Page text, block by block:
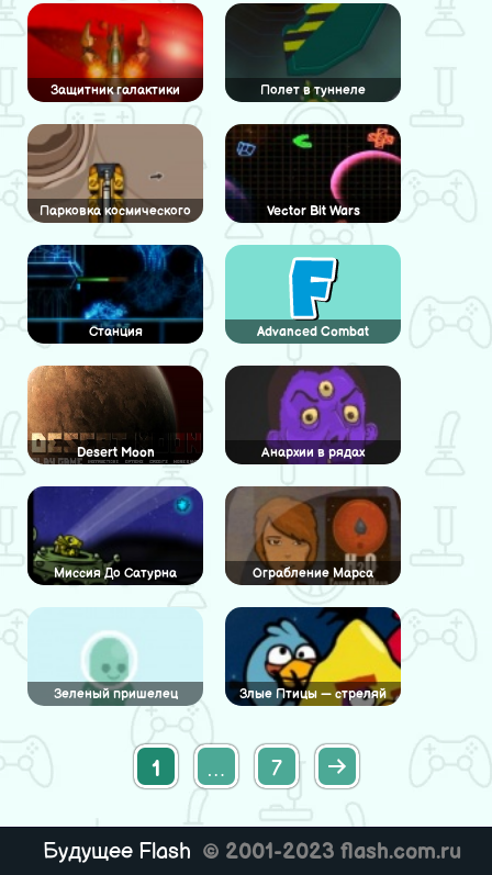
Защитник галактики Полет в туннеле
Парковка космического
крана
Vector Bit Wars
Станция Advanced Combat
Desert Moon
Анархии в рядах
инопланетян
Миссия До Сатурна Ограбление Марса
Зеленый пришелец Злые Птицы — стреляй
1 … 7
Будущее Flash © 2001-2023 flash.com.ru